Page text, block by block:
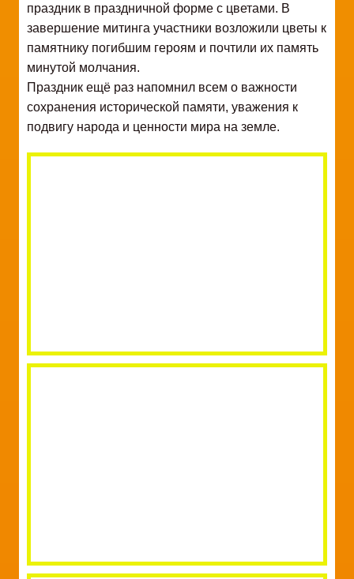
праздник в праздничной форме с цветами. В
завершение митинга участники возложили цветы к
памятнику погибшим героям и почтили их память
минутой молчания.
Праздник ещё раз напомнил всем о важности
сохранения исторической памяти, уважения к
подвигу народа и ценности мира на земле.